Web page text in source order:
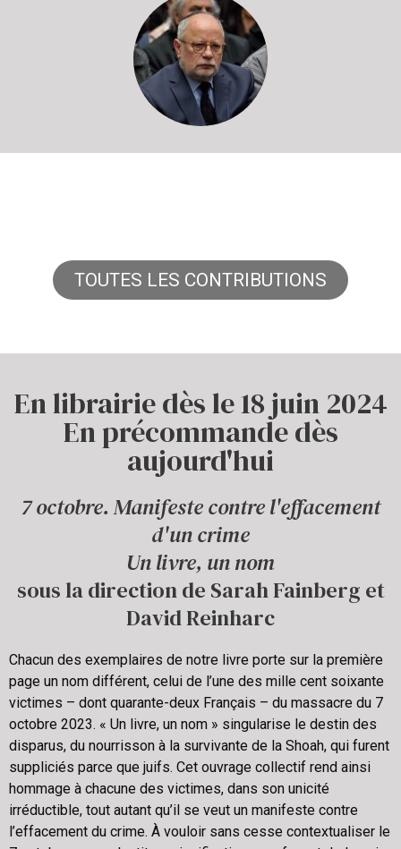
TOUTES LES CONTRIBUTIONS
En librairie dès le 18 juin 2024
En précommande dès
aujourd'hui
7 octobre. Manifeste contre l'effacement
d'un crime
Un livre, un nom
sous la direction de Sarah Fainberg et
David Reinharc
Chacun des exemplaires de notre livre porte sur la première
page un nom différent, celui de l’une des mille cent soixante
victimes – dont quarante-deux Français – du massacre du 7
octobre 2023. « Un livre, un nom » singularise le destin des
disparus, du nourrisson à la survivante de la Shoah, qui furent
suppliciés parce que juifs. Cet ouvrage collectif rend ainsi
hommage à chacune des victimes, dans son unicité
irréductible, tout autant qu’il se veut un manifeste contre
l’effacement du crime. À vouloir sans cesse contextualiser le